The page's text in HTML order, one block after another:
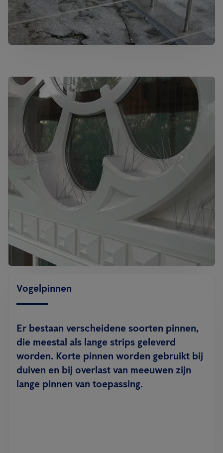
Vogelpinnen
Er bestaan verscheidene soorten pinnen,
die meestal als lange strips geleverd
worden. Korte pinnen worden gebruikt bij
duiven en bij overlast van meeuwen zijn
lange pinnen van toepassing.